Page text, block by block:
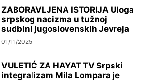
ZABORAVLJENA ISTORIJA Uloga
srpskog nacizma u tužnoj
sudbini jugoslovenskih Jevreja
01/11/2025
VULETIĆ ZA HAYAT TV Srpski
integralizam Mila Lompara je